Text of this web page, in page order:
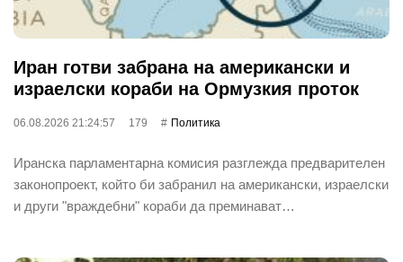
Иран готви забрана на американски и
израелски кораби на Ормузкия проток
06.08.2026 21:24:57 179 Политика
Иранска парламентарна комисия разглежда предварителен
законопроект, който би забранил на американски, израелски
и други "враждебни" кораби да преминават…